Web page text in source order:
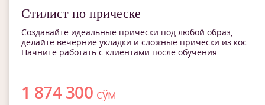
Стилист по прическе
Создавайте идеальные прически под любой образ,
делайте вечерние укладки и сложные прически из кос.
Начните работать с клиентами после обучения.
1 874 300 сўм